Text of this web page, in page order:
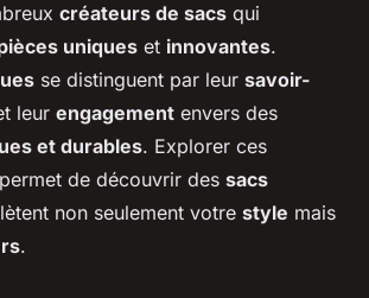
créateurs de sacs qui
uniques et innovantes.
se distinguent par leur savoir-
leur engagement envers des
et durables. Explorer ces
de découvrir des sacs
non seulement votre style mais
.